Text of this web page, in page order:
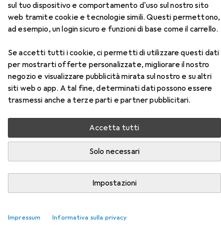
sul tuo dispositivo e comportamento d'uso sul nostro sito
web tramite cookie e tecnologie simili. Questi permettono,
ad esempio, un login sicuro e funzioni di base come il carrello.
Se accetti tutti i cookie, ci permetti di utilizzare questi dati
per mostrarti offerte personalizzate, migliorare il nostro
negozio e visualizzare pubblicità mirata sul nostro e su altri
siti web o app. A tal fine, determinati dati possono essere
trasmessi anche a terze parti e partner pubblicitari.
Accetta tutti
Solo necessari
Impostazioni
Impressum Informativa sulla privacy
Meindl Litepeak PRO GTX
37.5 38
Accessori per Meindl Litepeak
PRO GTX
Qui trovi accessori adatti per il prodotto Meindl Litepeak
PRO GTX delle categorie Calzascarpe e Cura delle
scarpe.
Elenco dei prodotti
Calzascarpe